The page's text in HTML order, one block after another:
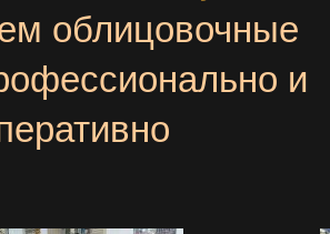
облицовочные
и